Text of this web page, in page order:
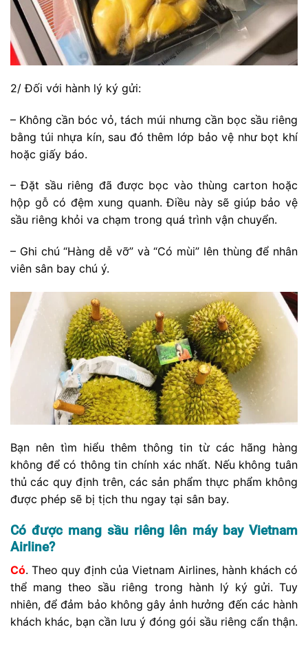
2/ Đối với hành lý ký gửi:
– Không cần bóc vỏ, tách múi nhưng cần bọc sầu riêng
bằng túi nhựa kín, sau đó thêm lớp bảo vệ như bọt khí
hoặc giấy báo.
– Đặt sầu riêng đã được bọc vào thùng carton hoặc
hộp gỗ có đệm xung quanh. Điều này sẽ giúp bảo vệ
sầu riêng khỏi va chạm trong quá trình vận chuyển.
– Ghi chú “Hàng dễ vỡ” và “Có mùi” lên thùng để nhân
viên sân bay chú ý.
Bạn nên tìm hiểu thêm thông tin từ các hãng hàng
không để có thông tin chính xác nhất. Nếu không tuân
thủ các quy định trên, các sản phẩm thực phẩm không
được phép sẽ bị tịch thu ngay tại sân bay.
Có được mang sầu riêng lên máy bay Vietnam
Airline?
Có. Theo quy định của Vietnam Airlines, hành khách có
thể mang theo sầu riêng trong hành lý ký gửi. Tuy
nhiên, để đảm bảo không gây ảnh hưởng đến các hành
khách khác, bạn cần lưu ý đóng gói sầu riêng cẩn thận.